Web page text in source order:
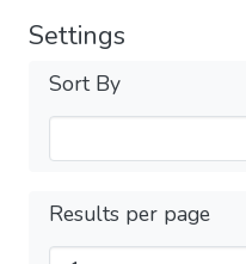
Settings
Sort By
Results per page